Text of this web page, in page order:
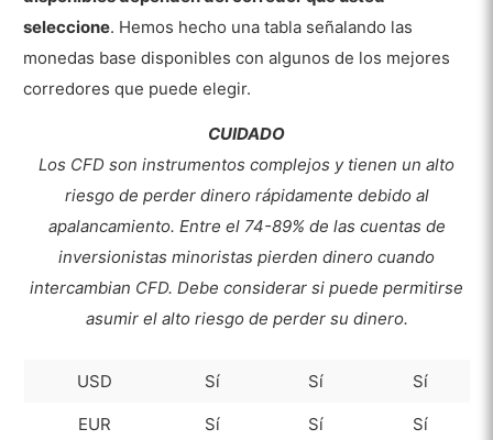
seleccione. Hemos hecho una tabla señalando las
monedas base disponibles con algunos de los mejores
corredores que puede elegir.
CUIDADO
Los CFD son instrumentos complejos y tienen un alto
riesgo de perder dinero rápidamente debido al
apalancamiento. Entre el 74-89% de las cuentas de
inversionistas minoristas pierden dinero cuando
intercambian CFD. Debe considerar si puede permitirse
asumir el alto riesgo de perder su dinero.
USD Sí Sí Sí
EUR Sí Sí Sí